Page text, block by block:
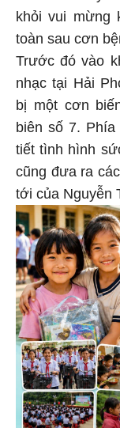
khỏi vui mừng
toàn sau cơn
Trước đó vào
nhạc tại Hải
bị một cơn
biên số 7.
tiết tình hình
cũng đưa ra
tới của Nguyễn